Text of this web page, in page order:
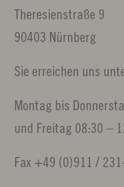
Theresienstraße 9
90403 Nürnberg
Sie erreichen uns
Montag bis
und Freitag 08:30 –
Fax +49 (0)911 /